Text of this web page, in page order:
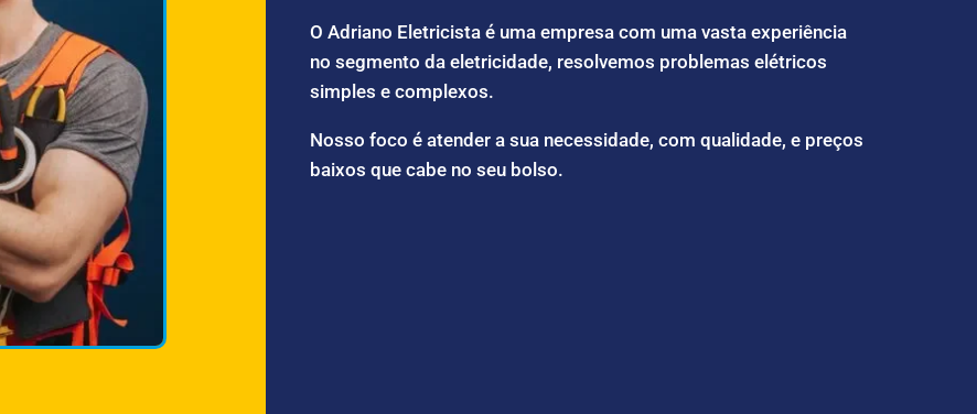
O Adriano Eletricista é uma empresa com uma vasta experiência
no segmento da eletricidade, resolvemos problemas elétricos
simples e complexos.
Nosso foco é atender a sua necessidade, com qualidade, e preços
baixos que cabe no seu bolso.